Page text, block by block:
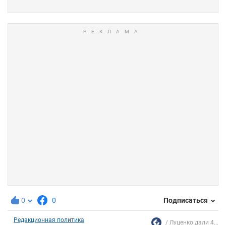
0 0 Подписаться
Редакционная политика Луценко дали 4...